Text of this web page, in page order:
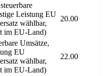
Leistung EU
wählbar,
im EU-Land)
20.00
Umsätze,
EU
wählbar,
im EU-Land)
22.00